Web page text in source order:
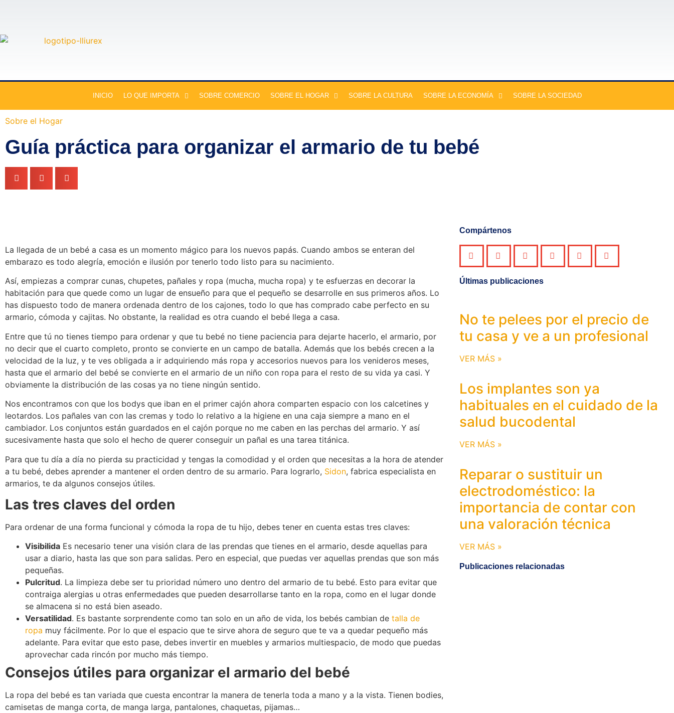
INICIO LO QUE IMPORTA SOBRE COMERCIO SOBRE EL HOGAR SOBRE LA CULTURA SOBRE LA ECONOMÍA SOBRE LA SOCIEDAD
Sobre el Hogar
Guía práctica para organizar el armario de tu bebé
La llegada de un bebé a casa es un momento mágico para los nuevos papás. Cuando ambos se enteran del
embarazo es todo alegría, emoción e ilusión por tenerlo todo listo para su nacimiento.
Así, empiezas a comprar cunas, chupetes, pañales y ropa (mucha, mucha ropa) y te esfuerzas en decorar la
habitación para que quede como un lugar de ensueño para que el pequeño se desarrolle en sus primeros años. Lo
has dispuesto todo de manera ordenada dentro de los cajones, todo lo que has comprado cabe perfecto en su
armario, cómoda y cajitas. No obstante, la realidad es otra cuando el bebé llega a casa.
Entre que tú no tienes tiempo para ordenar y que tu bebé no tiene paciencia para dejarte hacerlo, el armario, por
no decir que el cuarto completo, pronto se convierte en un campo de batalla. Además que los bebés crecen a la
velocidad de la luz, y te ves obligada a ir adquiriendo más ropa y accesorios nuevos para los venideros meses,
hasta que el armario del bebé se convierte en el armario de un niño con ropa para el resto de su vida ya casi. Y
obviamente la distribución de las cosas ya no tiene ningún sentido.
Nos encontramos con que los bodys que iban en el primer cajón ahora comparten espacio con los calcetines y
leotardos. Los pañales van con las cremas y todo lo relativo a la higiene en una caja siempre a mano en el
cambiador. Los conjuntos están guardados en el cajón porque no me caben en las perchas del armario. Y así
sucesivamente hasta que solo el hecho de querer conseguir un pañal es una tarea titánica.
Para que tu día a día no pierda su practicidad y tengas la comodidad y el orden que necesitas a la hora de atender
a tu bebé, debes aprender a mantener el orden dentro de su armario. Para lograrlo, Sidon, fabrica especialista en
armarios, te da algunos consejos útiles.
Las tres claves del orden
Para ordenar de una forma funcional y cómoda la ropa de tu hijo, debes tener en cuenta estas tres claves:
Visibilida Es necesario tener una visión clara de las prendas que tienes en el armario, desde aquellas para
usar a diario, hasta las que son para salidas. Pero en especial, que puedas ver aquellas prendas que son más
pequeñas.
Pulcritud. La limpieza debe ser tu prioridad número uno dentro del armario de tu bebé. Esto para evitar que
contraiga alergias u otras enfermedades que pueden desarrollarse tanto en la ropa, como en el lugar donde
se almacena si no está bien aseado.
Versatilidad. Es bastante sorprendente como tan solo en un año de vida, los bebés cambian de talla de
ropa muy fácilmente. Por lo que el espacio que te sirve ahora de seguro que te va a quedar pequeño más
adelante. Para evitar que esto pase, debes invertir en muebles y armarios multiespacio, de modo que puedas
aprovechar cada rincón por mucho más tiempo.
Consejos útiles para organizar el armario del bebé
La ropa del bebé es tan variada que cuesta encontrar la manera de tenerla toda a mano y a la vista. Tienen bodies,
camisetas de manga corta, de manga larga, pantalones, chaquetas, pijamas…
Compártenos
Últimas publicaciones
No te pelees por el precio de
tu casa y ve a un profesional
VER MÁS »
Los implantes son ya
habituales en el cuidado de la
salud bucodental
VER MÁS »
Reparar o sustituir un
electrodoméstico: la
importancia de contar con
una valoración técnica
VER MÁS »
Publicaciones relacionadas